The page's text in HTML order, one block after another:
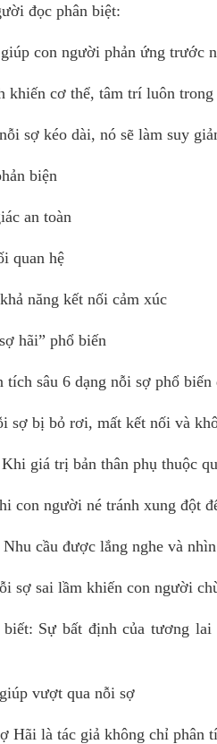
đọc phân biệt:
con người phản ứng trước
khiến cơ thể, tâm trí luôn trong
sợ kéo dài, nó sẽ làm suy
biện
an toàn
quan hệ
năng kết nối cảm xúc
hãi” phổ biến
tích sâu 6 dạng nỗi sợ phổ
sợ bị bỏ rơi, mất kết nối và
giá trị bản thân phụ thuộc
con người né tránh xung đột
cầu được lắng nghe và
sợ sai lầm khiến con người
Sự bất định của tương
vượt qua nỗi sợ
Hãi là tác giả không chỉ phân